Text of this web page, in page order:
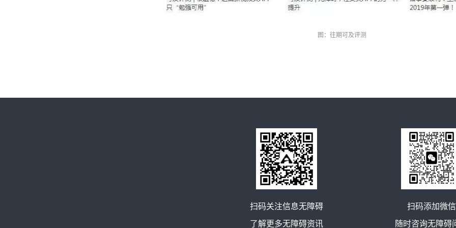
图：往期可及评测
扫码关注信息无障碍
了解更多无障碍资讯
扫码添加微信
随时咨询无障碍